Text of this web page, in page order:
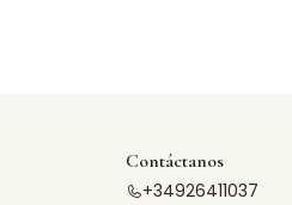
Contáctanos
+34926411037